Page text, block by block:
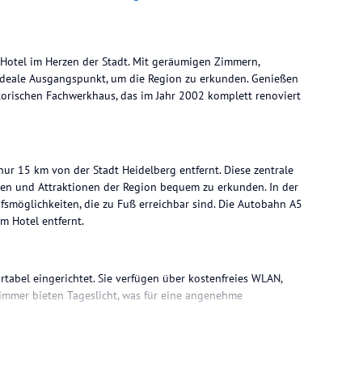
im Herzen der Stadt. Mit geräumigen Zimmern,
Ausgangspunkt, um die Region zu erkunden. Genießen
Fachwerkhaus, das im Jahr 2002 komplett renoviert
15 km von der Stadt Heidelberg entfernt. Diese zentrale
und Attraktionen der Region bequem zu erkunden. In der
die zu Fuß erreichbar sind. Die Autobahn A5
Hotel entfernt.
eingerichtet. Sie verfügen über kostenfreies WLAN,
bieten Tageslicht, was für eine angenehme